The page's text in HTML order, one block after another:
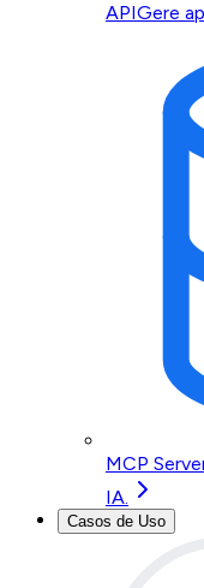
APIGere
MCP
IA.
Casos de Uso